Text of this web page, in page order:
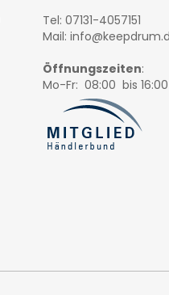
Tel: 07131-4057151
Mail:
Öffnungszeiten:
Mo-Fr: 08:00 bis 16:00